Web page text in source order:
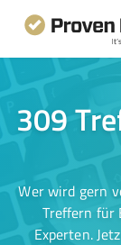
309
Wer wird gern
Treffern für
Experten.